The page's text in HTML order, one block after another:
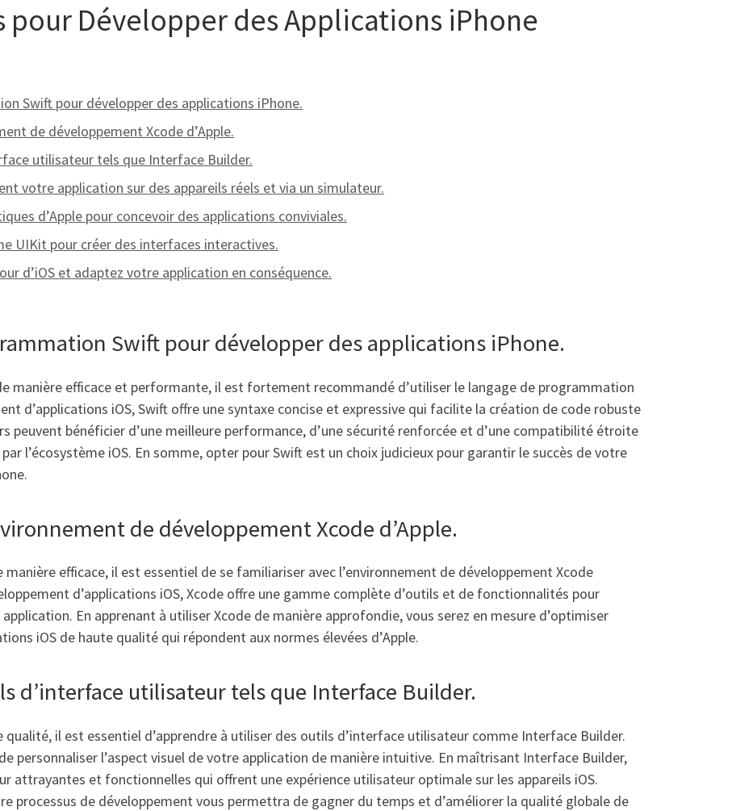
pour Développer des Applications iPhone
Swift pour développer des applications iPhone.
de développement Xcode d’Apple.
utilisateur tels que Interface Builder.
votre application sur des appareils réels et via un simulateur.
d’Apple pour concevoir des applications conviviales.
UIKit pour créer des interfaces interactives.
d’iOS et adaptez votre application en conséquence.
Swift pour développer des applications iPhone.
manière efficace et performante, il est fortement recommandé d’utiliser le langage de programmation
d’applications iOS, Swift offre une syntaxe concise et expressive qui facilite la création de code robuste
peuvent bénéficier d’une meilleure performance, d’une sécurité renforcée et d’une compatibilité étroite
l’écosystème iOS. En somme, opter pour Swift est un choix judicieux pour garantir le succès de votre
de développement Xcode d’Apple.
efficace, il est essentiel de se familiariser avec l’environnement de développement Xcode
d’applications iOS, Xcode offre une gamme complète d’outils et de fonctionnalités pour
En apprenant à utiliser Xcode de manière approfondie, vous serez en mesure d’optimiser
iOS de haute qualité qui répondent aux normes élevées d’Apple.
d’interface utilisateur tels que Interface Builder.
qualité, il est essentiel d’apprendre à utiliser des outils d’interface utilisateur comme Interface Builder.
personnaliser l’aspect visuel de votre application de manière intuitive. En maîtrisant Interface Builder,
attrayantes et fonctionnelles qui offrent une expérience utilisateur optimale sur les appareils iOS.
processus de développement vous permettra de gagner du temps et d’améliorer la qualité globale de